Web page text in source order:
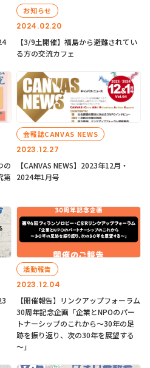
2024.02.20
お知らせ
【3/9土開催】福島から避難されてい
る方の交流カフェ
の
第
2023.12.27
会報誌CANVAS NEWS
【CANVAS NEWS】2023年12月・
2024年1月号
2023.12.04
活動報告
【開催報告】リンクアップフォーラム
30周年記念企画「企業とNPOのパー
トナーシップのこれから～30年の足
跡を振り返り、次の30年を展望する
～」